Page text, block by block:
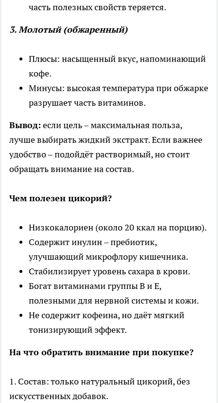
часть полезных свойств теряется.
3. Молотый (обжаренный)
Плюсы: насыщенный вкус, напоминающий
кофе.
Минусы: высокая температура при обжарке
разрушает часть витаминов.
Вывод: если цель – максимальная польза,
лучше выбирать жидкий экстракт. Если важнее
удобство – подойдёт растворимый, но стоит
обращать внимание на состав.
Чем полезен цикорий?
Низкокалориен (около 20 ккал на порцию).
Содержит инулин – пребиотик,
улучшающий микрофлору кишечника.
Стабилизирует уровень сахара в крови.
Богат витаминами группы B и E,
полезными для нервной системы и кожи.
Не содержит кофеина, но даёт мягкий
тонизирующий эффект.
На что обратить внимание при покупке?
1. Состав: только натуральный цикорий, без
искусственных добавок.